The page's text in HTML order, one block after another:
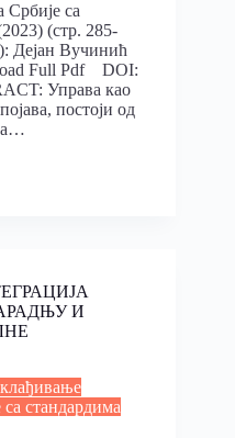
Србије са
(стр. 285-
Дејан Вучинић
Full Pdf DOI:
Управа као
постоји од
И
стандардима